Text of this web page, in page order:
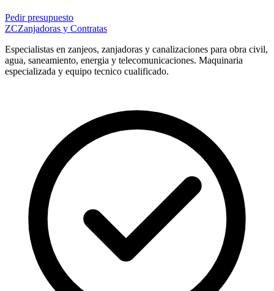
Pedir presupuesto
ZCZanjadoras y Contratas
Especialistas en zanjeos, zanjadoras y canalizaciones para obra civil,
agua, saneamiento, energia y telecomunicaciones. Maquinaria
especializada y equipo tecnico cualificado.